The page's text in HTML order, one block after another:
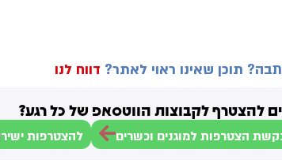
תוכן שאינו ראוי לאתר? דווח לנו
להצטרף לקבוצות הווטסאפ של כל רגע?
הצטרפות למוגנים וכשרים להצטרפות